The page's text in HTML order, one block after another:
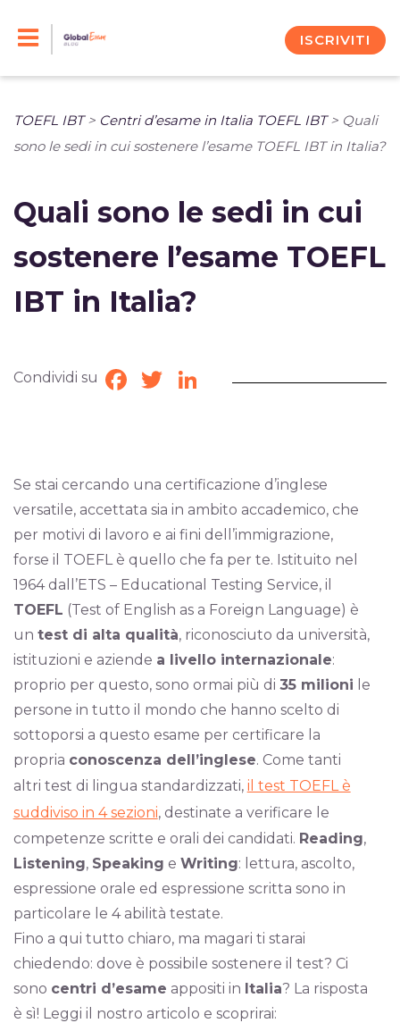
ISCRIVITI
TOEFL IBT> Centri d’esame in Italia TOEFL IBT> Quali
sono le sedi in cui sostenere l’esame TOEFL IBT in Italia?
Quali sono le sedi in cui
sostenere l’esame TOEFL
IBT in Italia?
Condividi su Facebook
TwitterLinkedIn
Se stai cercando una certificazione d’inglese
versatile, accettata sia in ambito accademico, che
per motivi di lavoro e ai fini dell’immigrazione,
forse il TOEFL è quello che fa per te. Istituito nel
1964 dall’ETS – Educational Testing Service, il
TOEFL (Test of English as a Foreign Language) è
un test di alta qualità, riconosciuto da università,
istituzioni e aziende a livello internazionale:
proprio per questo, sono ormai più di 35 milioni le
persone in tutto il mondo che hanno scelto di
sottoporsi a questo esame per certificare la
propria conoscenza dell’inglese. Come tanti
altri test di lingua standardizzati, il test TOEFL è
suddiviso in 4 sezioni, destinate a verificare le
competenze scritte e orali dei candidati. Reading,
Listening, Speaking e Writing: lettura, ascolto,
espressione orale ed espressione scritta sono in
particolare le 4 abilità testate.
Fino a qui tutto chiaro, ma magari ti starai
chiedendo: dove è possibile sostenere il test? Ci
sono centri d’esame appositi in Italia? La risposta
è sì! Leggi il nostro articolo e scoprirai: